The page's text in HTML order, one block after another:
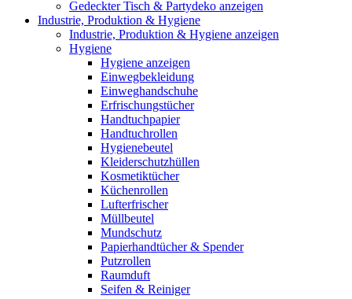
Gedeckter Tisch & Partydeko anzeigen
Industrie, Produktion & Hygiene
Industrie, Produktion & Hygiene anzeigen
Hygiene
Hygiene anzeigen
Einwegbekleidung
Einweghandschuhe
Erfrischungstücher
Handtuchpapier
Handtuchrollen
Hygienebeutel
Kleiderschutzhüllen
Kosmetiktücher
Küchenrollen
Lufterfrischer
Müllbeutel
Mundschutz
Papierhandtücher & Spender
Putzrollen
Raumduft
Seifen & Reiniger